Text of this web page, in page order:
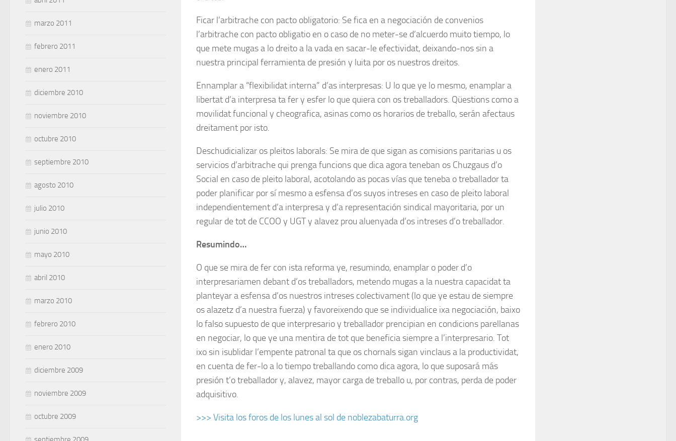
Ficar l’arbitrache con pacto obligatorio: Se fica en a negociación de convenios
l’arbitrache con pacto obligatio en o caso de no meter-se d’alcuerdo muito tiempo, lo
que mete mugas a lo dreito a la vada en sacar-le efectividat, deixando-nos sin a
nuestra principal ferramienta de presión y luita por os nuestros dreitos.
Ennamplar a “flexibilidat interna” d’as interpresas: U lo que ye lo mesmo, enamplar a
libertat d’a interpresa ta fer y esfer lo que quiera con os treballadors. Qüestions como a
movilidat funcional y cheografica, asinas como os horarios de treballo, serán afectaus
dreitament por isto.
Deschudicializar os pleitos laborals: Se mira de que sigan as comisions paritarias u os
servicios d’arbitrache qui prenga funcions que dica agora teneban os Chuzgaus d’o
Social en caso de pleito laboral, acotolando as pocas vías que teneba o treballador ta
poder planificar por sí mesmo a esfensa d’os suyos intreses en caso de pleito laboral
independientement d’a interpresa y d’a representación sindical mayoritaria, por un
regular de tot de CCOO y UGT y alavez prou aluenyada d’os intreses d’o treballador.
Resumindo…
O que se mira de fer con ista reforma ye, resumindo, enamplar o poder d’o
interpresariamen debant d’os treballadors, metendo mugas a la nuestra capacidat ta
planteyar a esfensa d’os nuestros intreses colectivament (lo que ye estau de siempre
os alazetz d’a nuestra fuerza) y favoreixendo que se individualice ixa negociación, baixo
lo falso supuesto de que interpresario y treballador prencipian en condicions parellanas
en negociar, lo que ye una mentira de tot que beneficia siempre a l’interpresario. Tot
ixo sin isublidar l’empente patronal ta que os chornals sigan vinclaus a la productividat,
en cuenta de fer-lo a lo tiempo treballando como dica agora, lo que suposará más
presión t’o treballador y, alavez, mayor carga de treballo u, por contras, perda de poder
adquisitivo.
>>> Visita los foros de los lunes al sol de noblezabaturra.org
marzo 2011
febrero 2011
enero 2011
diciembre 2010
noviembre 2010
octubre 2010
septiembre 2010
agosto 2010
julio 2010
junio 2010
mayo 2010
abril 2010
marzo 2010
febrero 2010
enero 2010
diciembre 2009
noviembre 2009
octubre 2009